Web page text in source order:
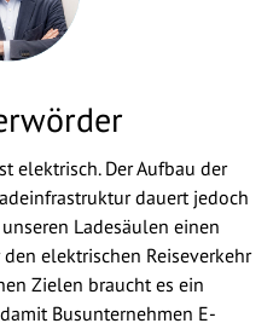
elektrisch. Der Aufbau der
dauert jedoch
Ladesäulen einen
elektrischen Reiseverkehr
Zielen braucht es ein
Busunternehmen E-